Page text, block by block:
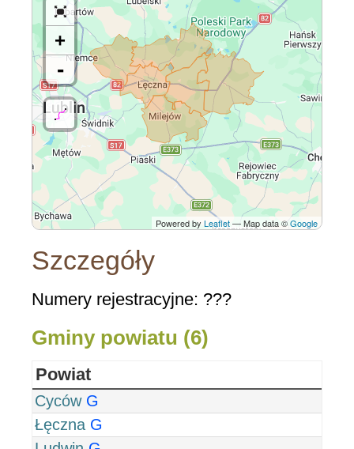
+
-
Powered by Leaflet— Map data ©Google
Szczegóły
Numery rejestracyjne: ???
Gminy powiatu (6)
Powiat
Cyców G
Łęczna G